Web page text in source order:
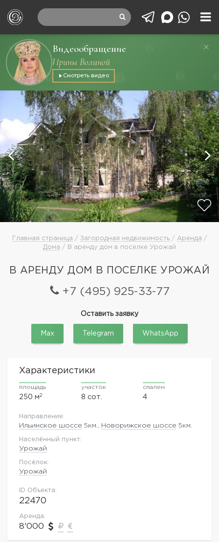
Видеообращение
Ирины Волиной
Смотреть видео
Главная страница / Загородная недвижимость/ Аренда /
Дома / В аренду дом в поселке Урожай
В АРЕНДУ ДОМ В ПОСЕЛКЕ УРОЖАЙ
+7 (495) 925-33-77
Оставить заявку
Max Telegram WhatsApp
Характеристики
площадь
250 м2
участок
8 сот.
спален
4
Направление:
Ильинское шоссе 5км., Новорижское шоссе 5км.
Населённый пункт:
Урожай
Посёлок:
Урожай
ID Объекта:
22470
Аренда:
8'000